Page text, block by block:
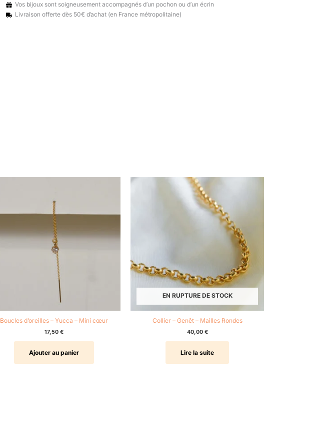
Vos bijoux sont soigneusement accompagnés d’un pochon ou d’un écrin
Livraison offerte dès 50€ d’achat (en France métropolitaine)
Boucles d’oreilles – Yucca – Mini cœur
17,50 €
Ajouter au panier
EN RUPTURE DE STOCK
Collier – Genêt – Mailles Rondes
40,00 €
Lire la suite